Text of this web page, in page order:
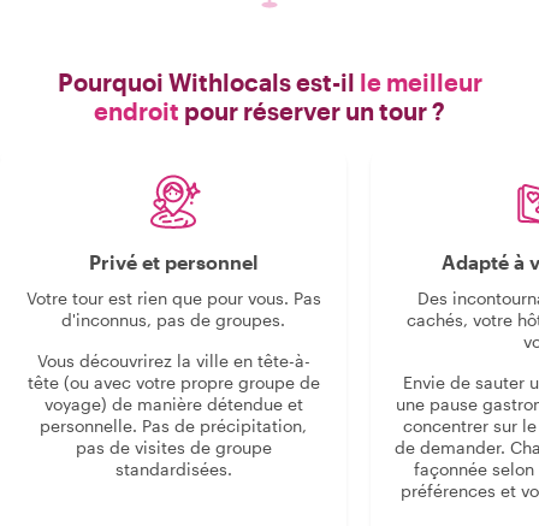
Pourquoi Withlocals est-il le meilleur
endroit pour réserver un tour ?
Privé et personnel
Votre tour est rien que pour vous. Pas
d'inconnus, pas de groupes.
Vous découvrirez la ville en tête-à-
tête (ou avec votre propre groupe de
voyage) de manière détendue et
personnelle. Pas de précipitation,
pas de visites de groupe
standardisées.
Adapté à
Des
cachés, votre
Envie de sauter
une pause
concentrer sur
de demander.
façonnée
préférences et